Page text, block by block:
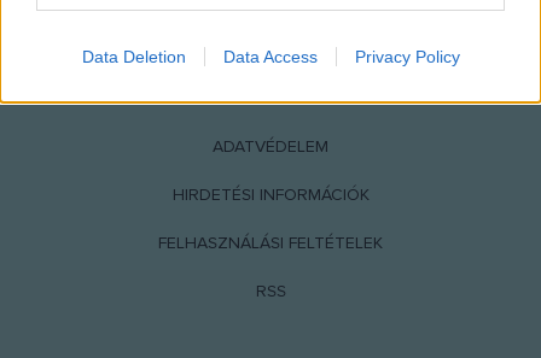
I want to allow my user data to be sent to
Google for online advertising purposes.
personalized advertising.
I want to allow Google to enable storage
device identifiers in apps.
I want to allow Google to enable storage
Data Deletion Data Access Privacy Policy
IMPRESSZUM
ADATVÉDELEM
HIRDETÉSI INFORMÁCIÓK
FELHASZNÁLÁSI FELTÉTELEK
RSS